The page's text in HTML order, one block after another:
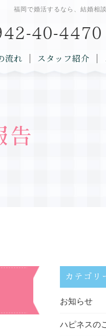
福岡で婚活するなら、結婚相
流れ スタッフ紹介
告
カテゴリ
お知らせ
ハピネスの